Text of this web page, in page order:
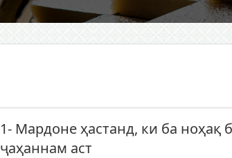
1- Мардоне ҳастанд, ки ба ноҳақ
ҷаҳаннам аст